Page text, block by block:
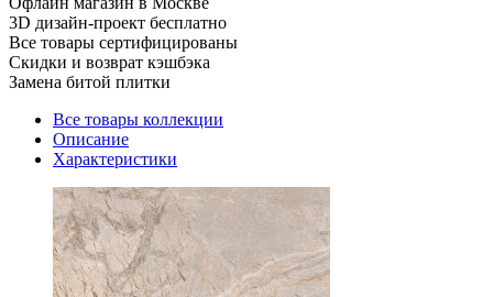
3D дизайн-проект бесплатно
Все товары сертифицированы
Скидки и возврат кэшбэка
Замена битой плитки
Все товары коллекции
Описание
Характеристики